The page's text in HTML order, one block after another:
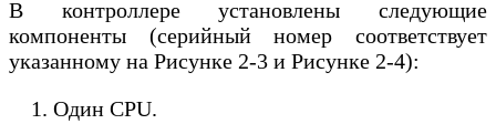
В контроллере установлены следующие
компоненты (серийный номер соответствует
указанному на Рисунке 2-3 и Рисунке 2-4):
Один CPU.